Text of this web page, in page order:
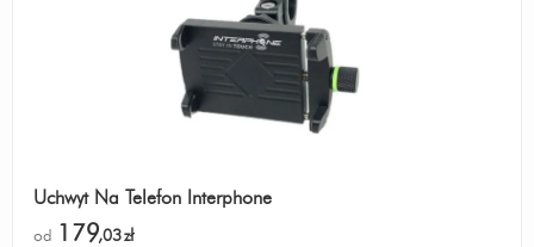
Uchwyt Na Telefon Interphone
od 179,03zł